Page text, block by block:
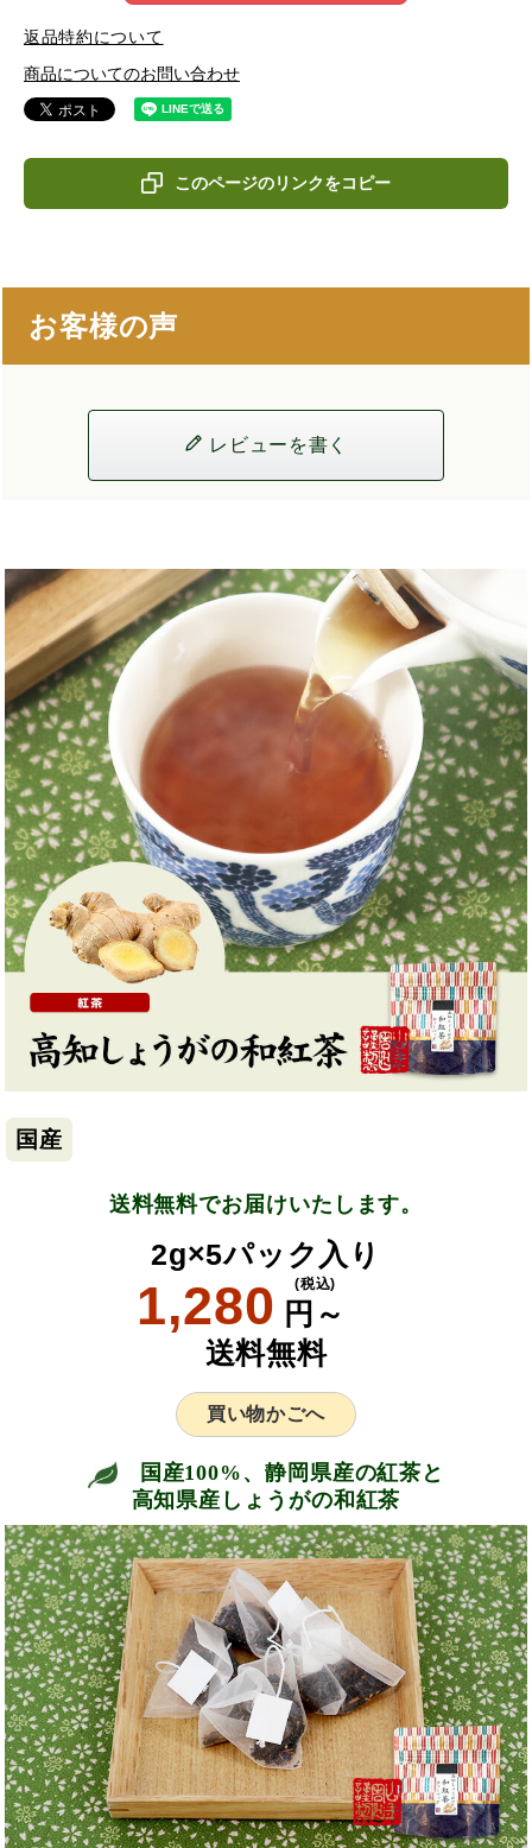
返品特約について
商品についてのお問い合わせ
このページのリンクをコピー
お客様の声
レビューを書く
国産
送料無料でお届けいたします。
2g×5パック入り
1,280 円～
(税込)
送料無料
買い物かごへ
国産100%、静岡県産の紅茶と
高知県産しょうがの和紅茶